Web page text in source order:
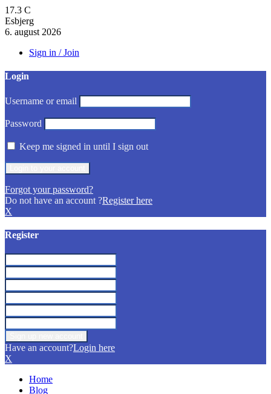
17.3 C
Esbjerg
6. august 2026
Sign in / Join
Login
Username or email
Password
Keep me signed in until I sign out
Forgot your password?
Do not have an account ?Register here
X
Register
Have an account?Login here
X
Home
Blog